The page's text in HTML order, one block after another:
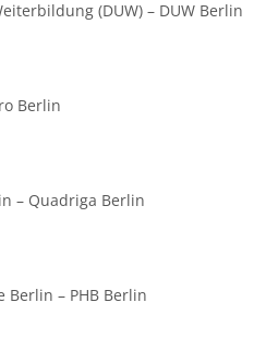
(DUW) – DUW Berlin
Berlin
– Quadriga Berlin
Berlin – PHB Berlin